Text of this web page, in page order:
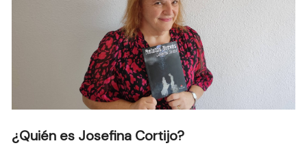
¿Quién es Josefina Cortijo?